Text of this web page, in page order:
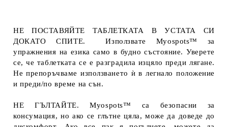
НЕ ПОСТАВЯЙТЕ ТАБЛЕТКАТА В УСТАТА СИ
ДОКАТО СПИТЕ. Използвате Myospots™ за
упражнения на езика само в будно състояние. Уверете
се, че таблетката се е разградила изцяло преди лягане.
Не препоръчваме използването ѝ в легнало положение
и преди/по време на сън.
НЕ ГЪЛТАЙТЕ. Myospots™ са безопасни за
консумация, но ако се глътне цяла, може да доведе до